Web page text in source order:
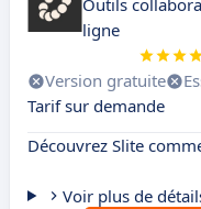
Outils
ligne
Version gratuite
Tarif sur demande
Découvrez Slite
Voir plus de